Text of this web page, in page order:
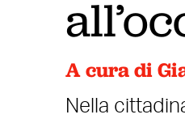
A cura di
Nella